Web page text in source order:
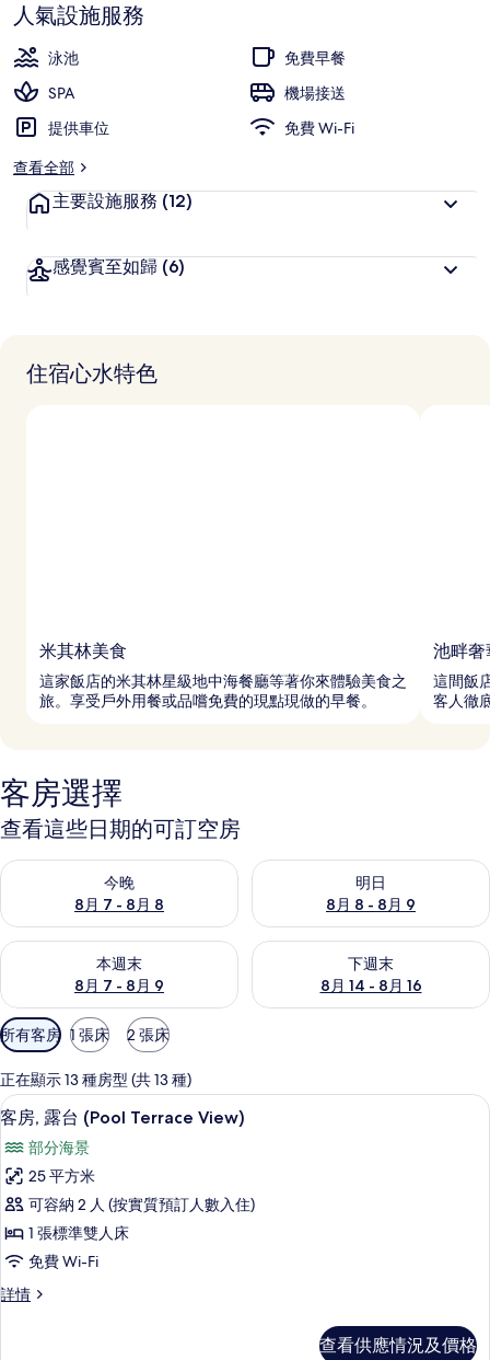
人氣設施服務
泳池
免費早餐
SPA
機場接送
提供車位
免費 Wi-Fi
查看全部
主要設施服務 (12)
感覺賓至如歸 (6)
住宿心水特色
米其林美食
這家飯店的米其林星級地中海餐廳等著你來體驗美食之
旅。享受戶外用餐或品嚐免費的現點現做的早餐。
池畔奢
這間飯
客人徹
客房選擇
查看這些日期的可訂空房
今晚
8月 7 - 8月 8
查看今晚 8月 7 - 8月 8的可訂空房
明日
8月 8 - 8月 9
查看明日 8月 8 - 8月 9的可訂
本週末
8月 7 - 8月 9
查看本週末 8月 7 - 8月 9的可訂空房
下週末
8月 14 - 8月 16
查看下週末 8月 14 - 8月 16的
可
用
嘅
客
房
篩
選
條
所有客房 1 張床 2 張床
正在顯示 13 種房型 (共 13 種)
載
入
所
有
客
房,
露
台
客房, 露台 (Pool Terrace View) | 意大
2
客房, 露台 (Pool Terrace View)
部分海景
25 平方米
可容納 2 人 (按實質預訂人數入住)
1 張標準雙人床
免費 Wi-Fi
詳情
客
查看供應情況及價格